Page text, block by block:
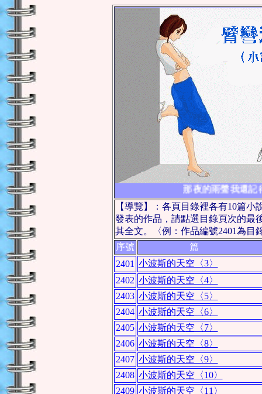
那夜的雨聲我還記
【導覽】：各頁目錄裡各有10篇
發表的作品，請點選目錄頁次的最
其全文。〈例：作品編號2401為目
序號
篇
2401 小波斯的天空〈3〉
2402 小波斯的天空〈4〉
2403 小波斯的天空〈5〉
2404 小波斯的天空〈6〉
2405 小波斯的天空〈7〉
2406 小波斯的天空〈8〉
2407 小波斯的天空〈9〉
2408 小波斯的天空〈10〉
2409 小波斯的天空〈11〉